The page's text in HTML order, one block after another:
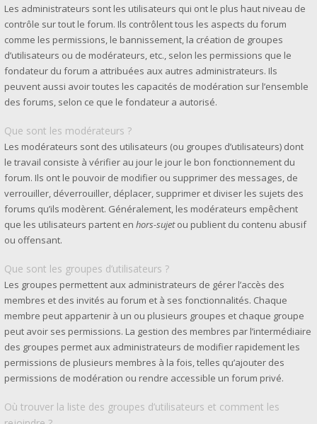
Les administrateurs sont les utilisateurs qui ont le plus haut niveau de
contrôle sur tout le forum. Ils contrôlent tous les aspects du forum
comme les permissions, le bannissement, la création de groupes
d’utilisateurs ou de modérateurs, etc., selon les permissions que le
fondateur du forum a attribuées aux autres administrateurs. Ils
peuvent aussi avoir toutes les capacités de modération sur l’ensemble
des forums, selon ce que le fondateur a autorisé.
Que sont les modérateurs ?
Les modérateurs sont des utilisateurs (ou groupes d’utilisateurs) dont
le travail consiste à vérifier au jour le jour le bon fonctionnement du
forum. Ils ont le pouvoir de modifier ou supprimer des messages, de
verrouiller, déverrouiller, déplacer, supprimer et diviser les sujets des
forums qu’ils modèrent. Généralement, les modérateurs empêchent
que les utilisateurs partent en hors-sujetou publient du contenu abusif
ou offensant.
Que sont les groupes d’utilisateurs ?
Les groupes permettent aux administrateurs de gérer l’accès des
membres et des invités au forum et à ses fonctionnalités. Chaque
membre peut appartenir à un ou plusieurs groupes et chaque groupe
peut avoir ses permissions. La gestion des membres par l’intermédiaire
des groupes permet aux administrateurs de modifier rapidement les
permissions de plusieurs membres à la fois, telles qu’ajouter des
permissions de modération ou rendre accessible un forum privé.
Où trouver la liste des groupes d’utilisateurs et comment les